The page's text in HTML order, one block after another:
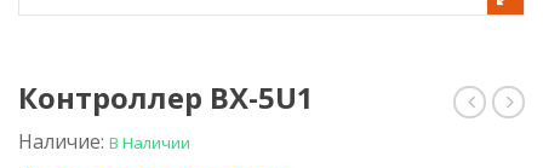
BX- BX-
Контроллер BX-5U1
Наличие: В Наличии